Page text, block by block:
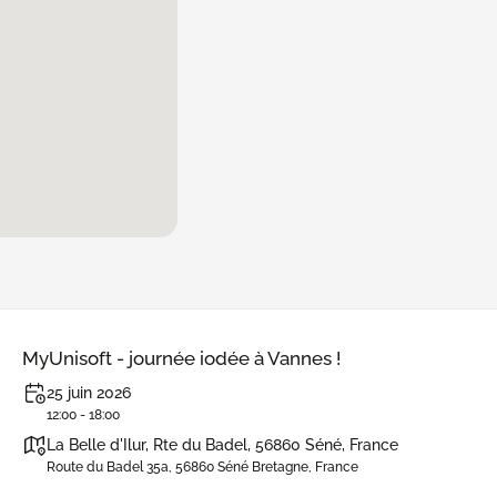
MyUnisoft - journée iodée à Vannes !
25 juin 2026
12:00 - 18:00
La Belle d'Ilur, Rte du Badel, 56860 Séné, France
Route du Badel 35a, 56860 Séné Bretagne, France